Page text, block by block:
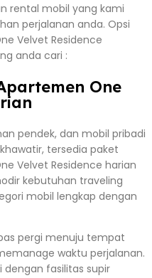
rental mobil yang kami
perjalanan anda. Opsi
Velvet Residence
anda cari :
One
pendek, dan mobil pribadi
tersedia paket
Velvet Residence harian
kebutuhan traveling
mobil lengkap dengan
pergi menuju tempat
waktu perjalanan.
dengan fasilitas supir